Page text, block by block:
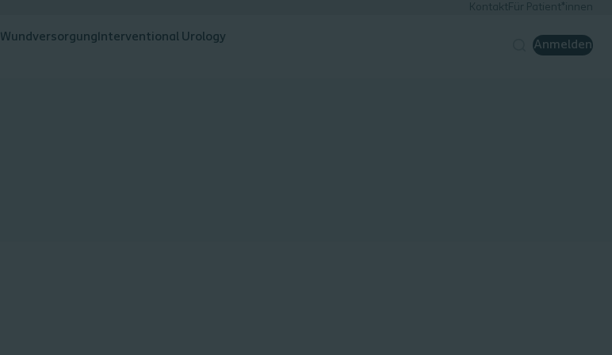
KontaktFür Patient*innen
Wundversorgung Interventional Urology
Anmelden